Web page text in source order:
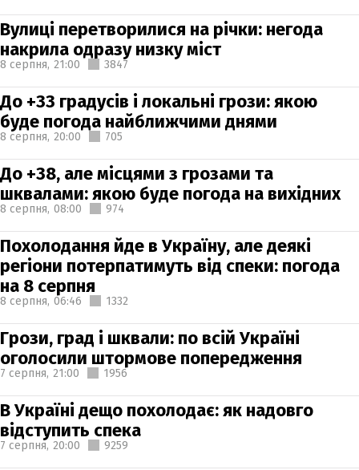
Вулиці перетворилися на річки: негода
накрила одразу низку міст
8 серпня, 21:00 3847
До +33 градусів і локальні грози: якою
буде погода найближчими днями
8 серпня, 20:00 705
До +38, але місцями з грозами та
шквалами: якою буде погода на вихідних
8 серпня, 08:00 974
Похолодання йде в Україну, але деякі
регіони потерпатимуть від спеки: погода
на 8 серпня
8 серпня, 06:46 1332
Грози, град і шквали: по всій Україні
оголосили штормове попередження
7 серпня, 21:00 1956
В Україні дещо похолодає: як надовго
відступить спека
7 серпня, 20:00 9259